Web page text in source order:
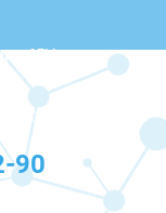
65Н
20:00
90